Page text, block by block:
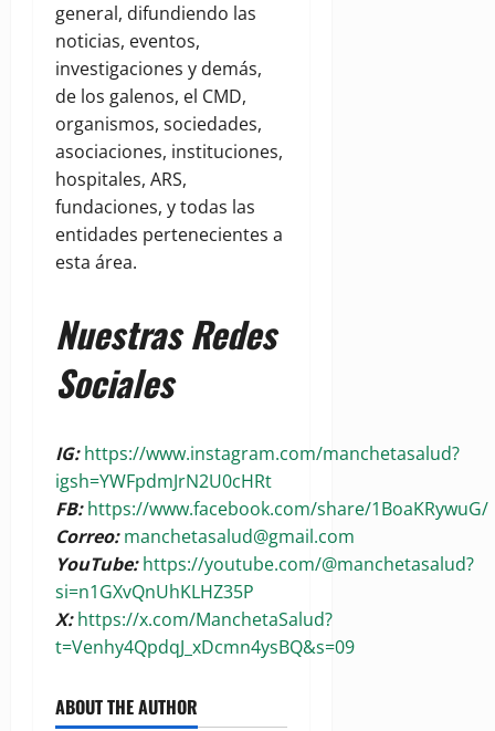
general, difundiendo las
noticias, eventos,
investigaciones y demás,
de los galenos, el CMD,
organismos, sociedades,
asociaciones, instituciones,
hospitales, ARS,
fundaciones, y todas las
entidades pertenecientes a
esta área.
Nuestras Redes
Sociales
IG:https://www.instagram.com/manchetasalud?
igsh=YWFpdmJrN2U0cHRt
FB:https://www.facebook.com/share/1BoaKRywuG/
Correo:manchetasalud@gmail.com
YouTube: https://youtube.com/@manchetasalud?
si=n1GXvQnUhKLHZ35P
X:https://x.com/ManchetaSalud?
t=Venhy4QpdqJ_xDcmn4ysBQ&s=09
ABOUT THE AUTHOR